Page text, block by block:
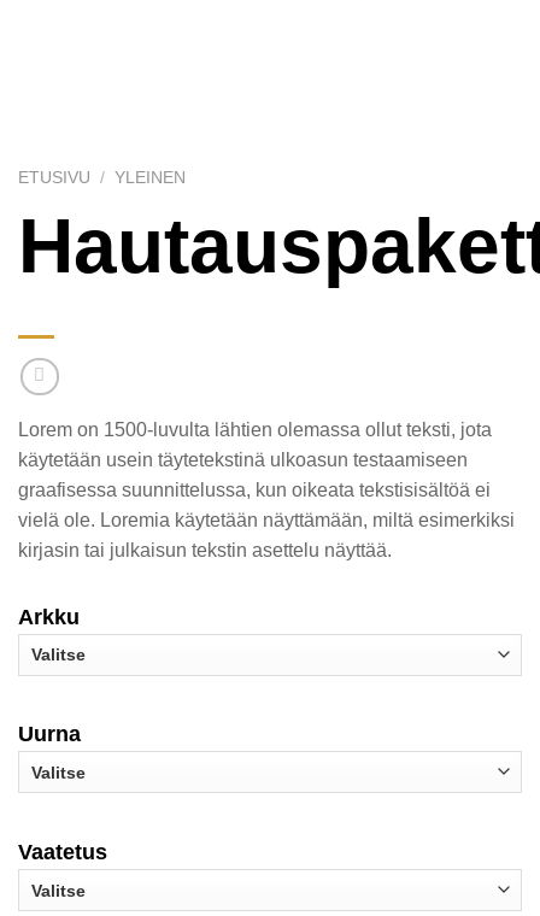
ETUSIVU / YLEINEN
Lorem on 1500-luvulta lähtien olemassa ollut teksti, jota
käytetään usein täytetekstinä ulkoasun testaamiseen
graafisessa suunnittelussa, kun oikeata tekstisisältöä ei
vielä ole. Loremia käytetään näyttämään, miltä esimerkiksi
kirjasin tai julkaisun tekstin asettelu näyttää.
Arkku
Uurna
Vaatetus